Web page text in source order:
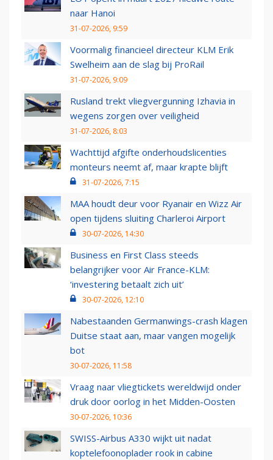
naar Hanoi
31-07-2026, 9:59
Voormalig financieel directeur KLM Erik
Swelheim aan de slag bij ProRail
31-07-2026, 9:09
Rusland trekt vliegvergunning Izhavia in
wegens zorgen over veiligheid
31-07-2026, 8:03
Wachttijd afgifte onderhoudslicenties
monteurs neemt af, maar krapte blijft
31-07-2026, 7:15
MAA houdt deur voor Ryanair en Wizz Air
open tijdens sluiting Charleroi Airport
30-07-2026, 14:30
Business en First Class steeds
belangrijker voor Air France-KLM:
‘investering betaalt zich uit’
30-07-2026, 12:10
Nabestaanden Germanwings-crash klagen
Duitse staat aan, maar vangen mogelijk
bot
30-07-2026, 11:58
Vraag naar vliegtickets wereldwijd onder
druk door oorlog in het Midden-Oosten
30-07-2026, 10:36
SWISS-Airbus A330 wijkt uit nadat
koptelefoonoplader rook in cabine